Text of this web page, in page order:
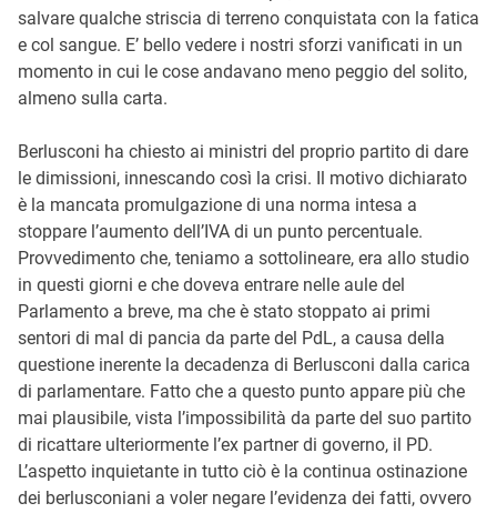
salvare qualche striscia di terreno conquistata con la fatica
e col sangue. E’ bello vedere i nostri sforzi vanificati in un
momento in cui le cose andavano meno peggio del solito,
almeno sulla carta.
Berlusconi ha chiesto ai ministri del proprio partito di dare
le dimissioni, innescando così la crisi. Il motivo dichiarato
è la mancata promulgazione di una norma intesa a
stoppare l’aumento dell’IVA di un punto percentuale.
Provvedimento che, teniamo a sottolineare, era allo studio
in questi giorni e che doveva entrare nelle aule del
Parlamento a breve, ma che è stato stoppato ai primi
sentori di mal di pancia da parte del PdL, a causa della
questione inerente la decadenza di Berlusconi dalla carica
di parlamentare. Fatto che a questo punto appare più che
mai plausibile, vista l’impossibilità da parte del suo partito
di ricattare ulteriormente l’ex partner di governo, il PD.
L’aspetto inquietante in tutto ciò è la continua ostinazione
dei berlusconiani a voler negare l’evidenza dei fatti, ovvero